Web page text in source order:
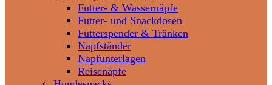
Futter- & Wassernäpfe
Futter- und Snackdosen
Futterspender & Tränken
Napfständer
Napfunterlagen
Reisenäpfe